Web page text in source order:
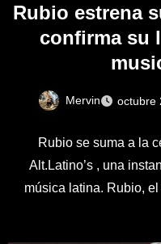
Rubio estrena
confirma su
Mervin octubre
Rubio se suma a la
Alt.Latino’s , una
música latina. Rubio,